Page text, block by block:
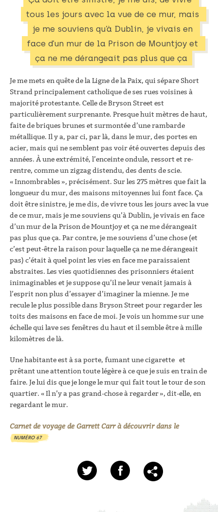
tous les jours avec la vue de ce mur, mais
je me souviens qu’à Dublin, je vivais en
face d’un mur de la Prison de Mountjoy et
ça ne me dérangeait pas plus que ça
Je me mets en quête de la Ligne de la Paix, qui sépare Short
Strand principalement catholique de ses rues voisines à
majorité protestante. Celle de Bryson Street est
particulièrement surprenante. Presque huit mètres de haut,
faite de briques brunes et surmontée d’une rambarde
métallique. Il y a, par ci, par là, dans le mur, des portes en
acier, mais qui ne semblent pas voir été ouvertes depuis des
années. À une extrémité, l’enceinte ondule, ressort et re-
rentre, comme un zigzag distendu, des dents de scie.
« Innombrables », précisément. Sur les 275 mètres que fait la
longueur du mur, des maisons mitoyennes lui font face. Ça
doit être sinistre, je me dis, de vivre tous les jours avec la vue
de ce mur, mais je me souviens qu’à Dublin, je vivais en face
d’un mur de la Prison de Mountjoy et ça ne me dérangeait
pas plus que ça. Par contre, je me souviens d’une chose (et
c’est peut-être la raison pour laquelle ça ne me dérangeait
pas) c’était à quel point les vies en face me paraissaient
abstraites. Les vies quotidiennes des prisonniers étaient
inimaginables et je suppose qu’il ne leur venait jamais à
l’esprit non plus d’essayer d’imaginer la mienne. Je me
recule le plus possible dans Bryson Street pour regarder les
toits des maisons en face de moi. Je vois un homme sur une
échelle qui lave ses fenêtres du haut et il semble être à mille
kilomètres de là.
Une habitante est à sa porte, fumant une cigarette et
prêtant une attention toute légère à ce que je suis en train de
faire. Je lui dis que je longe le mur qui fait tout le tour de son
quartier. « Il n’y a pas grand-chose à regarder », dit-elle, en
regardant le mur.
Carnet de voyage de Garrett Carr à découvrir dans le
NUMÉRO 67